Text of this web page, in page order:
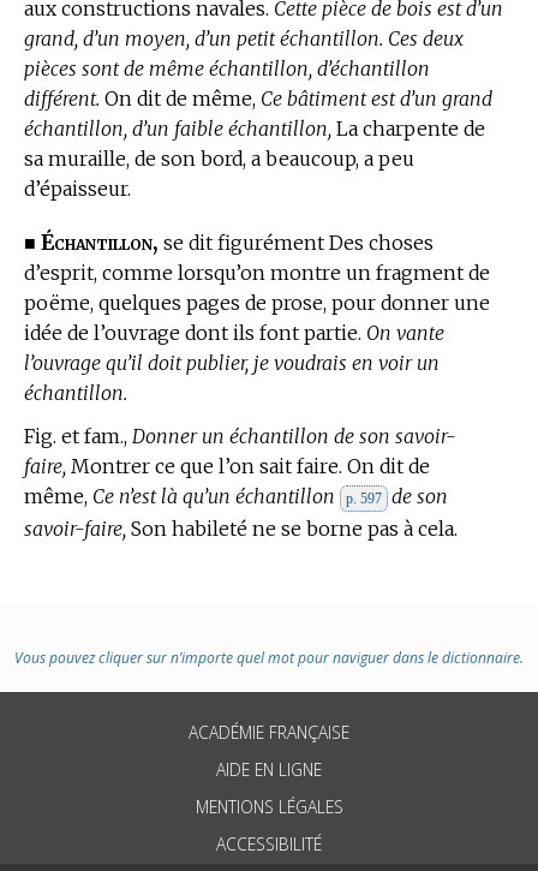
aux constructions navales. Cette pièce de bois est d’un
grand, d’un moyen, d’un petit échantillon. Ces deux
pièces sont de même échantillon, d’échantillon
différent. On dit de même, Ce bâtiment est d’un grand
échantillon, d’un faible échantillon, La charpente de
sa muraille, de son bord, a beaucoup, a peu
d’épaisseur.
■ Échantillon, se dit figurément Des choses
d’esprit, comme lorsqu’on montre un fragment de
poëme, quelques pages de prose, pour donner une
idée de l’ouvrage dont ils font partie. On vante
l’ouvrage qu’il doit publier, je voudrais en voir un
échantillon.
Fig. et fam., Donner un échantillon de son savoir-
faire, Montrer ce que l’on sait faire. On dit de
même, Ce n’est là qu’un échantillon p. 597 de son
savoir-faire, Son habileté ne se borne pas à cela.
Vous pouvez cliquer sur n’importe quel mot pour naviguer dans le dictionnaire.
ACADÉMIE FRANÇAISE
AIDE EN LIGNE
MENTIONS LÉGALES
ACCESSIBILITÉ